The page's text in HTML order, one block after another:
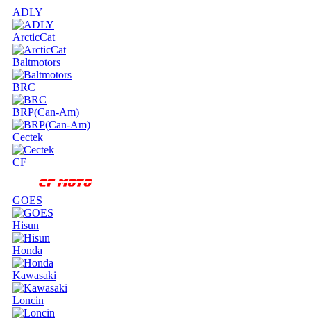
ADLY
ArcticCat
Baltmotors
BRC
BRP(Can-Am)
Cectek
CF
GOES
Hisun
Honda
Kawasaki
Loncin